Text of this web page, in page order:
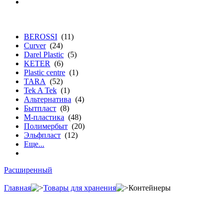
BEROSSI (11)
Curver (24)
Darel Plastic (5)
KETER (6)
Plastic centre (1)
TARA (52)
Tek A Tek (1)
Альтернатива (4)
Бытпласт (8)
М-пластика (48)
Полимербыт (20)
Эльфпласт (12)
Еще...
Расширенный
Главная Товары для хранения Контейнеры